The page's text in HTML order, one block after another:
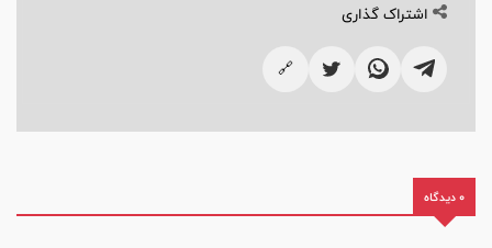
اشتراک گذاری
🔗
0 دیدگاه